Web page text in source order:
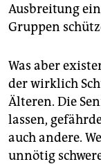
Ausbreitung
Gruppen
Was aber
der wirklich
Älteren. Die
lassen,
auch andere.
unnötig